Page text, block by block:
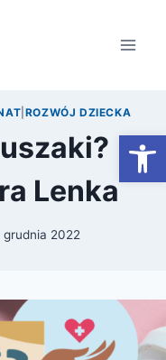
ROZWÓJ DZIECKA
Lenka
grudnia 2022